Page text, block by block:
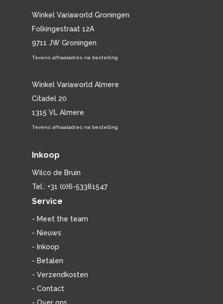
Winkel Variaworld Groningen
Folkingestraat 12A
9711 JW Groningen
Tevens afhaaladres na bestelling
Winkel Variaworld Almere
Citadel 20
1315 VL Almere
Tevens afhaaladres na bestelling
Inkoop
Wilco de Bruin
Tel.: +31 (0)6-53381547
Service
- Meet the team
- Nieuws
- Inkoop
- Betalen
- Verzendkosten
- Contact